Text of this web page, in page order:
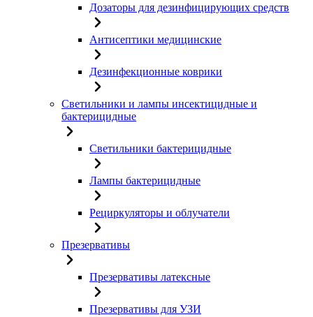
Дозаторы для дезинфицирующих средств
Антисептики медицинские
Дезинфекционные коврики
Светильники и лампы инсектицидные и
бактерицидные
Светильники бактерицидные
Лампы бактерицидные
Рециркуляторы и облучатели
Презервативы
Презервативы латексные
Презервативы для УЗИ